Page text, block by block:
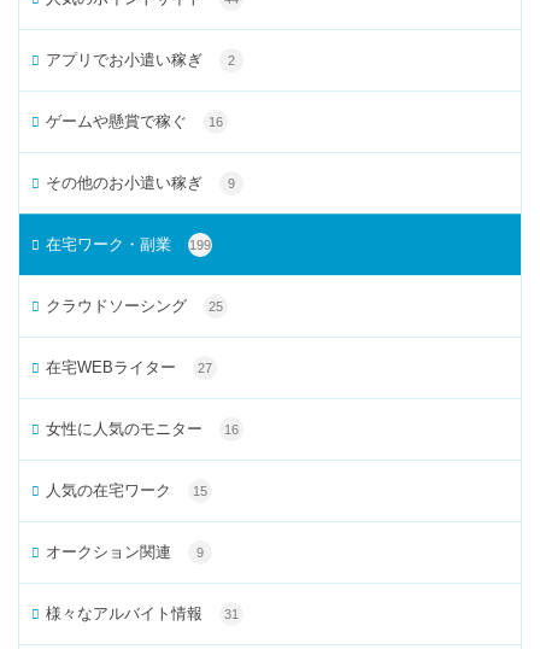
アプリでお小遣い稼ぎ 2
ゲームや懸賞で稼ぐ 16
その他のお小遣い稼ぎ 9
在宅ワーク・副業 199
クラウドソーシング 25
在宅WEBライター 27
女性に人気のモニター 16
人気の在宅ワーク 15
オークション関連 9
様々なアルバイト情報 31